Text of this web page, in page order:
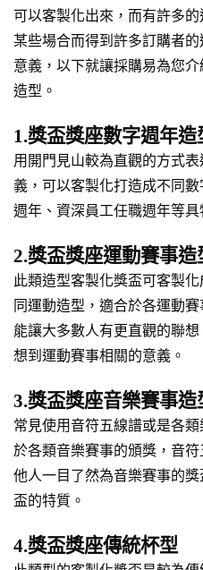
可以客製化出來，而有許多
某些場合而得到許多訂購者
意義，以下就讓採購易為您
造型。
1.獎盃獎座數字週年造
用開門見山較為直觀的方式
義，可以客製化打造成不同
週年、資深員工任職週年等
2.獎盃獎座運動賽事造
此類造型客製化獎盃可客製
同運動造型，適合於各運動
能讓大多數人有更直觀的聯
想到運動賽事相關的意義。
3.獎盃獎座音樂賽事造
常見使用音符五線譜或是各
於各類音樂賽事的頒獎，音
他人一目了然為音樂賽事的
盃的特質。
4.獎盃獎座傳統杯型